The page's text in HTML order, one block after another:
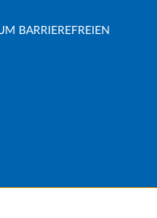
BARRIEREFREIEN